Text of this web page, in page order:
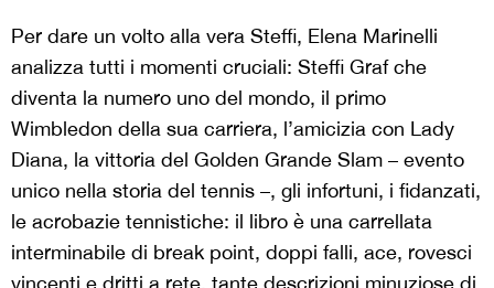
Per dare un volto alla vera Steffi, Elena Marinelli
analizza tutti i momenti cruciali: Steffi Graf che
diventa la numero uno del mondo, il primo
Wimbledon della sua carriera, l’amicizia con Lady
Diana, la vittoria del Golden Grande Slam – evento
unico nella storia del tennis –, gli infortuni, i fidanzati,
le acrobazie tennistiche: il libro è una carrellata
interminabile di break point, doppi falli, ace, rovesci